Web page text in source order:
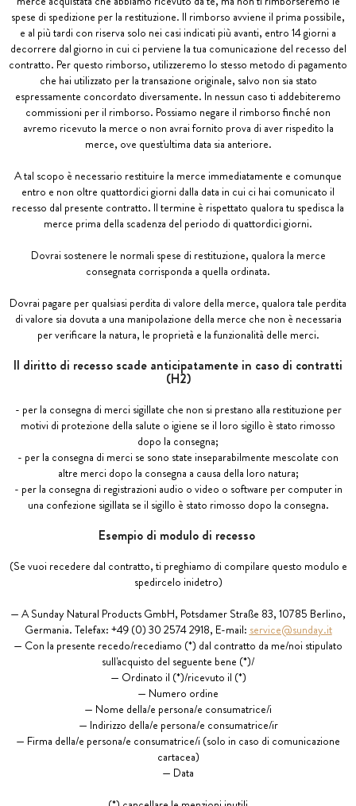
spese di spedizione per la restituzione. Il rimborso avviene il prima possibile,
e al più tardi con riserva solo nei casi indicati più avanti, entro 14 giorni a
decorrere dal giorno in cui ci perviene la tua comunicazione del recesso del
contratto. Per questo rimborso, utilizzeremo lo stesso metodo di pagamento
che hai utilizzato per la transazione originale, salvo non sia stato
espressamente concordato diversamente. In nessun caso ti addebiteremo
commissioni per il rimborso. Possiamo negare il rimborso finché non
avremo ricevuto la merce o non avrai fornito prova di aver rispedito la
merce, ove quest'ultima data sia anteriore.
A tal scopo è necessario restituire la merce immediatamente e comunque
entro e non oltre quattordici giorni dalla data in cui ci hai comunicato il
recesso dal presente contratto. Il termine è rispettato qualora tu spedisca la
merce prima della scadenza del periodo di quattordici giorni.
Dovrai sostenere le normali spese di restituzione, qualora la merce
consegnata corrisponda a quella ordinata.
Dovrai pagare per qualsiasi perdita di valore della merce, qualora tale perdita
di valore sia dovuta a una manipolazione della merce che non è necessaria
per verificare la natura, le proprietà e la funzionalità delle merci.
Il diritto di recesso scade anticipatamente in caso di contratti
(H2)
- per la consegna di merci sigillate che non si prestano alla restituzione per
motivi di protezione della salute o igiene se il loro sigillo è stato rimosso
dopo la consegna;
- per la consegna di merci se sono state inseparabilmente mescolate con
altre merci dopo la consegna a causa della loro natura;
- per la consegna di registrazioni audio o video o software per computer in
una confezione sigillata se il sigillo è stato rimosso dopo la consegna.
Esempio di modulo di recesso
(Se vuoi recedere dal contratto, ti preghiamo di compilare questo modulo e
spedircelo inidetro)
— A Sunday Natural Products GmbH, Potsdamer Straße 83, 10785 Berlino,
Germania. Telefax: +49 (0) 30 2574 2918, E-mail: service@sunday.it
— Con la presente recedo/recediamo (*) dal contratto da me/noi stipulato
sull'acquisto del seguente bene (*)/
— Ordinato il (*)/ricevuto il (*)
— Numero ordine
— Nome della/e persona/e consumatrice/i
— Indirizzo della/e persona/e consumatrice/ir
— Firma della/e persona/e consumatrice/i (solo in caso di comunicazione
cartacea)
— Data